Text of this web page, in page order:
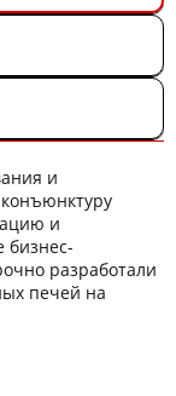
и
и
бизнес-
разработали
печей на